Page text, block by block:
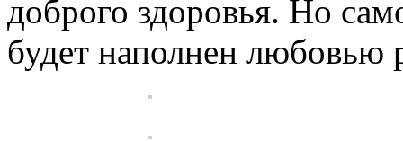
доброго здоровья. Но
будет наполнен